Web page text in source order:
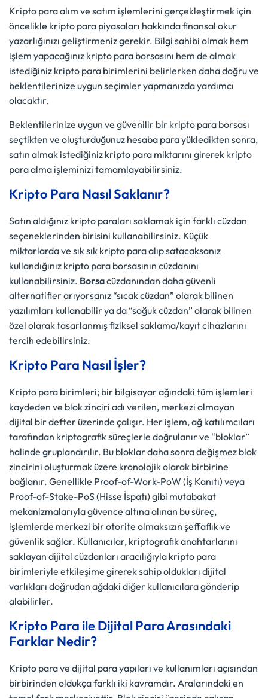
Kripto para alım ve satım işlemlerini gerçekleştirmek için
öncelikle kripto para piyasaları hakkında finansal okur
yazarlığınızı geliştirmeniz gerekir. Bilgi sahibi olmak hem
işlem yapacağınız kripto para borsasını hem de almak
istediğiniz kripto para birimlerini belirlerken daha doğru ve
beklentilerinize uygun seçimler yapmanızda yardımcı
olacaktır.
Beklentilerinize uygun ve güvenilir bir kripto para borsası
seçtikten ve oluşturduğunuz hesaba para yükledikten sonra,
satın almak istediğiniz kripto para miktarını girerek kripto
para alma işleminizi tamamlayabilirsiniz.
Kripto Para Nasıl Saklanır?
Satın aldığınız kripto paraları saklamak için farklı cüzdan
seçeneklerinden birisini kullanabilirsiniz. Küçük
miktarlarda ve sık sık kripto para alıp satacaksanız
kullandığınız kripto para borsasının cüzdanını
kullanabilirsiniz. Borsacüzdanından daha güvenli
alternatifler arıyorsanız “sıcak cüzdan” olarak bilinen
yazılımları kullanabilir ya da “soğuk cüzdan” olarak bilinen
özel olarak tasarlanmış fiziksel saklama/kayıt cihazlarını
tercih edebilirsiniz.
Kripto Para Nasıl İşler?
Kripto para birimleri; bir bilgisayar ağındaki tüm işlemleri
kaydeden ve blok zinciri adı verilen, merkezi olmayan
dijital bir defter üzerinde çalışır. Her işlem, ağ katılımcıları
tarafından kriptografik süreçlerle doğrulanır ve “bloklar”
halinde gruplandırılır. Bu bloklar daha sonra değişmez blok
zincirini oluşturmak üzere kronolojik olarak birbirine
bağlanır. Genellikle Proof-of-Work-PoW (İş Kanıtı) veya
Proof-of-Stake-PoS (Hisse İspatı) gibi mutabakat
mekanizmalarıyla güvence altına alınan bu süreç,
işlemlerde merkezi bir otorite olmaksızın şeffaflık ve
güvenlik sağlar. Kullanıcılar, kriptografik anahtarlarını
saklayan dijital cüzdanları aracılığıyla kripto para
birimleriyle etkileşime girerek sahip oldukları dijital
varlıkları doğrudan ağdaki diğer kullanıcılara gönderip
alabilirler.
Kripto Para ile Dijital Para Arasındaki
Farklar Nedir?
Kripto para ve dijital para yapıları ve kullanımları açısından
birbirinden oldukça farklı iki kavramdır. Aralarındaki en